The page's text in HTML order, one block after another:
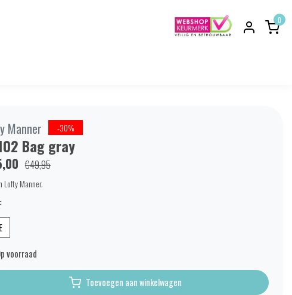
0
Manner -30%
Bag gray
€49,95
Lofty Manner.
voorraad
Toevoegen aan winkelwagen